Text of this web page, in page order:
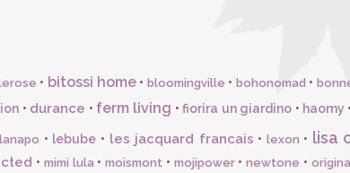
• bitossi home • bloomingville • bohonomad •
• durance • ferm living •fiorira un giardino • haomy •
lanapo • lebube • les jacquard francais • lexon • lisa
• mimi lula •moismont • mojipower•newtone •